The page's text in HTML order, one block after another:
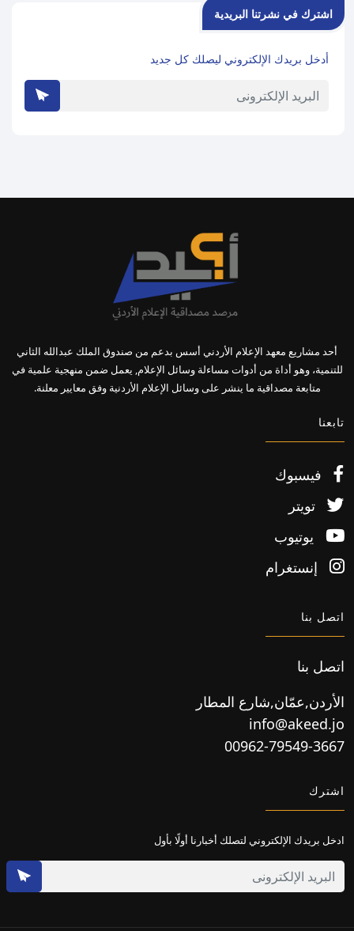
اشترك في نشرتنا البريدية
أدخل بريدك الإلكتروني ليصلك كل جديد
أحد مشاريع معهد الإعلام الأردني أسس بدعم من صندوق الملك عبدالله الثاني
للتنمية، وهو أداة من أدوات مساءلة وسائل الإعلام, يعمل ضمن منهجية علمية في
متابعة مصداقية ما ينشر على وسائل الإعلام الأردنية وفق معايير معلنة.
تابعنا
فيسبوك
تويتر
يوتيوب
إنستغرام
اتصل بنا
اتصل بنا
الأردن,عمّان,شارع المطار
info@akeed.jo
00962-79549-3667
اشترك
ادخل بريدك الإلكتروني لتصلك أخبارنا أولًا بأول